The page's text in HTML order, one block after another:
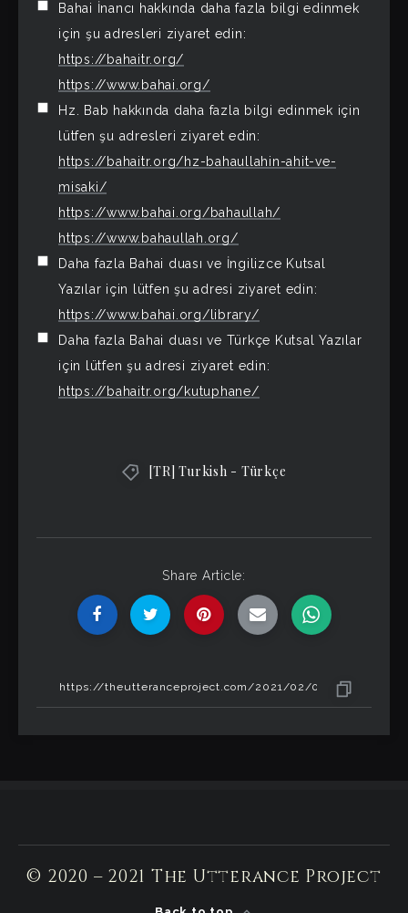
Bahai İnancı hakkında daha fazla bilgi edinmek
için şu adresleri ziyaret edin:
https://bahaitr.org/
https://www.bahai.org/
Hz. Bab hakkında daha fazla bilgi edinmek için
lütfen şu adresleri ziyaret edin:
https://bahaitr.org/hz-bahaullahin-ahit-ve-
misaki/
https://www.bahai.org/bahaullah/
https://www.bahaullah.org/
Daha fazla Bahai duası ve İngilizce Kutsal
Yazılar için lütfen şu adresi ziyaret edin:
https://www.bahai.org/library/
Daha fazla Bahai duası ve Türkçe Kutsal Yazılar
için lütfen şu adresi ziyaret edin:
https://bahaitr.org/kutuphane/
[TR] Turkish - Türkçe
Share Article:
© 2020 – 2021 The Utterance Project